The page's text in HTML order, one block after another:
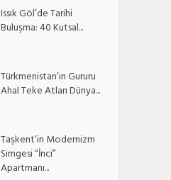
Issık Göl’de Tarihi
Buluşma: 40 Kutsal...
Türkmenistan’ın Gururu
Ahal Teke Atları Dünya...
Taşkent’in Modernizm
Simgesi “İnci”
Apartmanı...